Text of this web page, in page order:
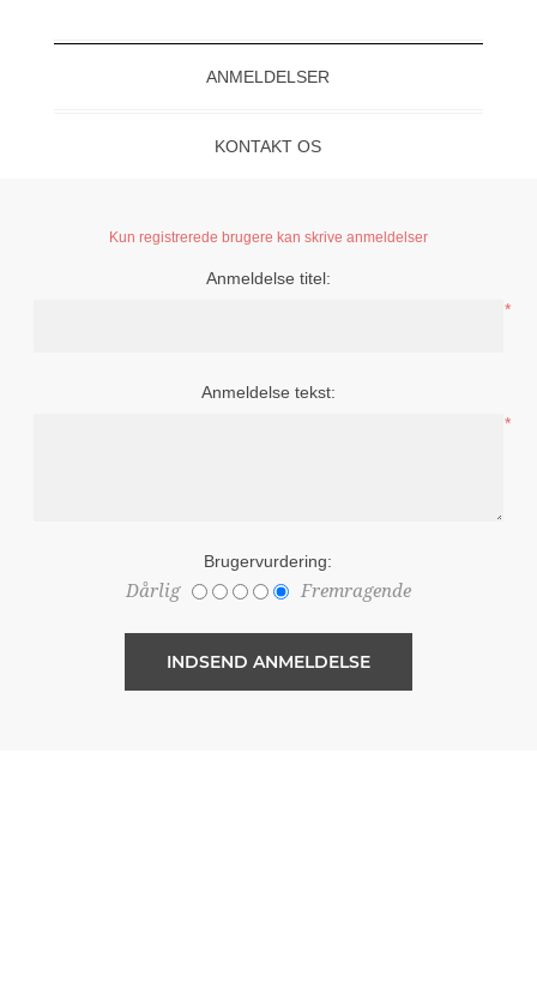
ANMELDELSER
KONTAKT OS
Kun registrerede brugere kan skrive anmeldelser
Anmeldelse titel:
*
Anmeldelse tekst:
*
Brugervurdering:
Dårlig Fremragende